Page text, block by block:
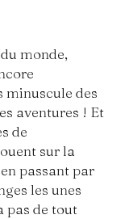
monde,
minuscule des
aventures ! Et
de
sur la
passant par
les unes
pas de tout